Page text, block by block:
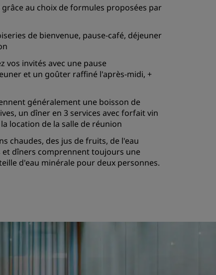
au choix de formules proposées par
de bienvenue, pause-café, déjeuner
vos invités avec une pause
et un goûter raffiné l'après-midi, +
généralement une boisson de
un dîner en 3 services avec forfait vin
location de la salle de réunion
chaudes, des jus de fruits, de l'eau
et dîners comprennent toujours une
d'eau minérale pour deux personnes.